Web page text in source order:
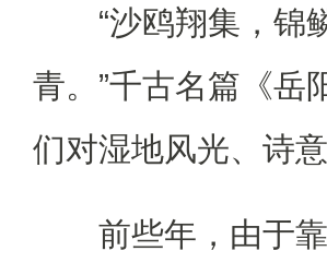
“沙鸥翔集，锦
青。”千古名篇《岳
们对湿地风光、诗
前些年，由于